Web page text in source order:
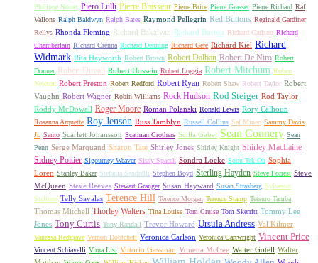
Philippe Noiret Piero Lulli Pierre Brasseur Pierre Brice Pierre Grasset Pierre Richard Raf
Vallone Ralph Baldwyn Ralph Bates Raymond Pellegrin Red Buttons Reginald Gardiner
Rellys Rhonda Fleming Richard Bakalyan Richard Burton Richard Carlson Richard
Chamberlain Richard Crenna Richard Denning Richard Gere Richard Kiel Richard
Widmark Rita Hayworth Robert Brown Robert Dalban Robert De Niro Robert
Donner
Robert Duvall Robert Hossein Robert Loggia Robert Mitchum Robert
Newton Robert Preston Robert Redford Robert Ryan Robert Shaw Robert Taylor Robert
Vaughn Robert Wagner Robin Williams Rock Hudson Rod Steiger Rod Taylor
Roddy McDowall Roger Moore Roman Polanski Ronald Lewis Rory Calhoun
Rosanna Arquette Roy Jenson Russ Tamblyn Russell Collins Sal Mineo Sammy Davis
Jr. Santo Scarlett Johansson Scatman Crothers Scilla Gabel Sean Connery Sean
Penn Serge Marquand Sharon Tate Shirley Jones Shirley Knight Shirley MacLaine
Sidney Poitier Sigourney Weaver Sissy Spacek Sondra Locke Soon-Tek Oh Sophia
Loren Stanley Baker Stefania Sandrelli Stephen Boyd Sterling Hayden Steve Forrest Steve
McQueen Steve Reeves Stewart Granger Susan Hayward Susan Strasberg Sylvester
Stallone Telly Savalas Terence Hill Terence Morgan Terence Stamp Tetsuro Tamba
Thomas Mitchell Thorley Walters Tina Louise Tom Cruise Tom Skerritt Tommy Lee
Jones Tony Curtis Tony Randall Trevor Howard Ursula Andress Val Kilmer
Vanessa Redgrave Vernon Dobtcheff Veronica Carlson Veronica Cartwright Vincent Price
Vincent Schiavelli Virna Lisi Vittorio Gassman Vonetta McGee Walter Gotell Walter